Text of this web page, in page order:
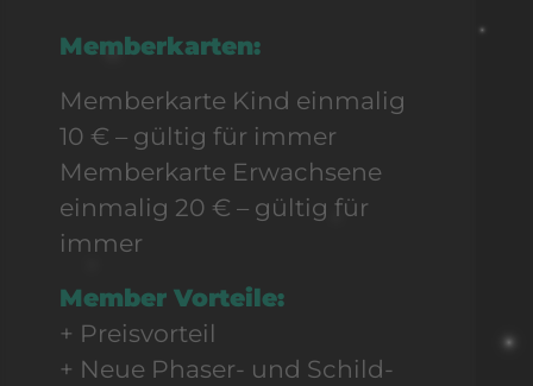
Memberkarten:
Memberkarte Kind einmalig
10 € – gültig für immer
Memberkarte Erwachsene
einmalig 20 € – gültig für
immer
Member Vorteile:
+ Preisvorteil
+ Neue Phaser- und Schild-